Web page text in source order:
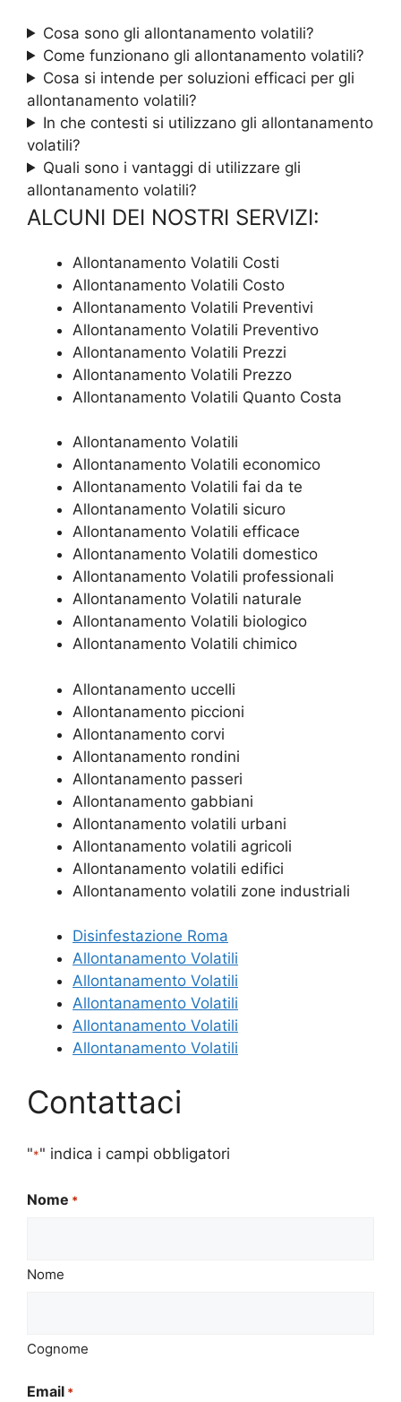
Cosa sono gli allontanamento volatili?
Come funzionano gli allontanamento volatili?
Cosa si intende per soluzioni efficaci per gli
allontanamento volatili?
In che contesti si utilizzano gli allontanamento
volatili?
Quali sono i vantaggi di utilizzare gli
allontanamento volatili?
ALCUNI DEI NOSTRI SERVIZI:
Allontanamento Volatili Costi
Allontanamento Volatili Costo
Allontanamento Volatili Preventivi
Allontanamento Volatili Preventivo
Allontanamento Volatili Prezzi
Allontanamento Volatili Prezzo
Allontanamento Volatili Quanto Costa
Allontanamento Volatili
Allontanamento Volatili economico
Allontanamento Volatili fai da te
Allontanamento Volatili sicuro
Allontanamento Volatili efficace
Allontanamento Volatili domestico
Allontanamento Volatili professionali
Allontanamento Volatili naturale
Allontanamento Volatili biologico
Allontanamento Volatili chimico
Allontanamento uccelli
Allontanamento piccioni
Allontanamento corvi
Allontanamento rondini
Allontanamento passeri
Allontanamento gabbiani
Allontanamento volatili urbani
Allontanamento volatili agricoli
Allontanamento volatili edifici
Allontanamento volatili zone industriali
Disinfestazione Roma
Allontanamento Volatili
Allontanamento Volatili
Allontanamento Volatili
Allontanamento Volatili
Allontanamento Volatili
Contattaci
"*" indica i campi obbligatori
Nome *
Nome
Cognome
Email *